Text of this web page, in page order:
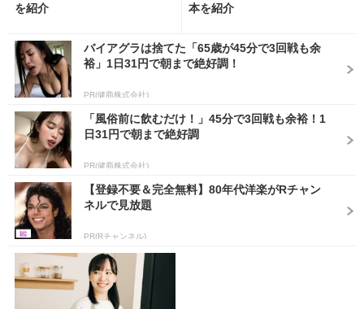
を紹介
本を紹介
バイアグラは捨てた「65歳が45分で3回戦も余
裕」1日31円で朝まで絶好調！
PR(健商株式会社)
「風俗前に飲むだけ！」45分で3回戦も余裕！1
日31円で朝まで絶好調
PR(健商株式会社)
【登録不要＆完全無料】80年代洋楽がRチャン
ネルで見放題
PR(Rチャンネル)